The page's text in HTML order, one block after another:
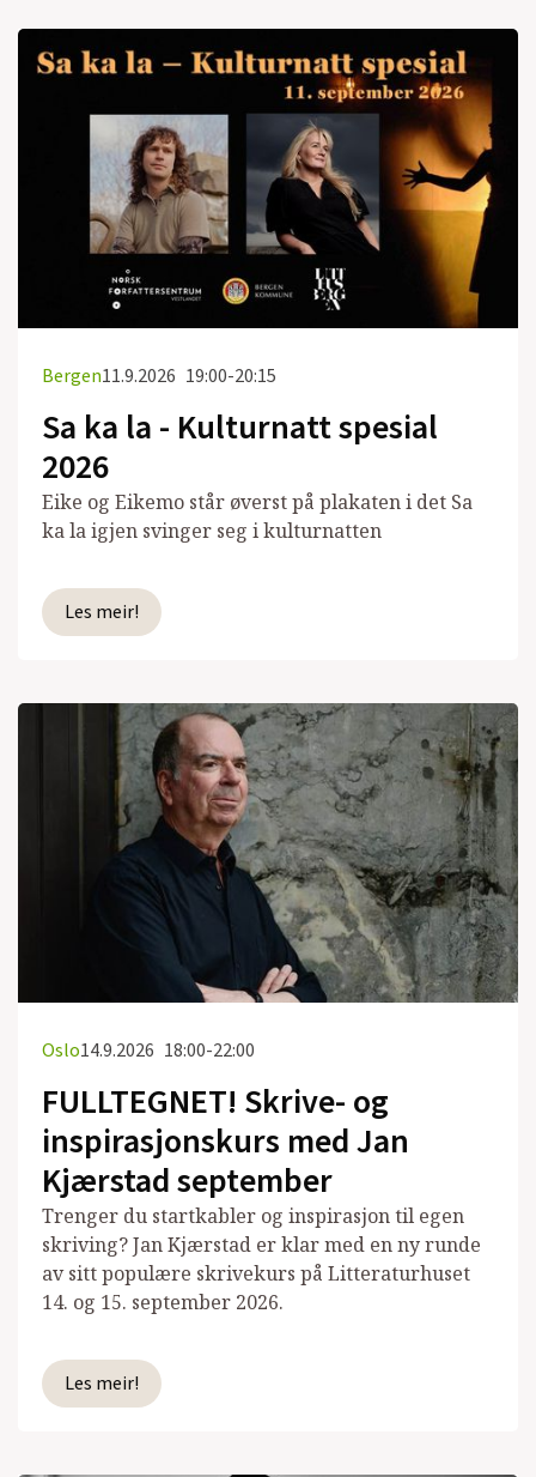
Bergen11.9.2026 19:00-20:15
Sa ka la - Kulturnatt spesial
2026
Eike og Eikemo står øverst på plakaten i det Sa
ka la igjen svinger seg i kulturnatten
Les meir!
Oslo14.9.2026 18:00-22:00
FULLTEGNET! Skrive- og
inspirasjonskurs med Jan
Kjærstad september
Trenger du startkabler og inspirasjon til egen
skriving? Jan Kjærstad er klar med en ny runde
av sitt populære skrivekurs på Litteraturhuset
14. og 15. september 2026.
Les meir!